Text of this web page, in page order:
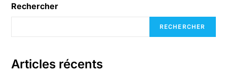
Rechercher
RECHERCHER
Articles récents